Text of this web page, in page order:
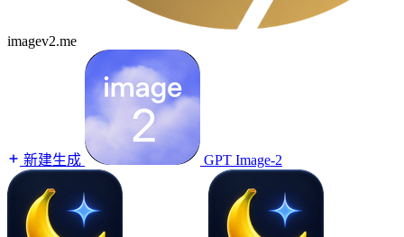
imagev2.me
新建生成 GPT Image-2